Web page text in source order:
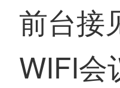
前台接
WIFI会